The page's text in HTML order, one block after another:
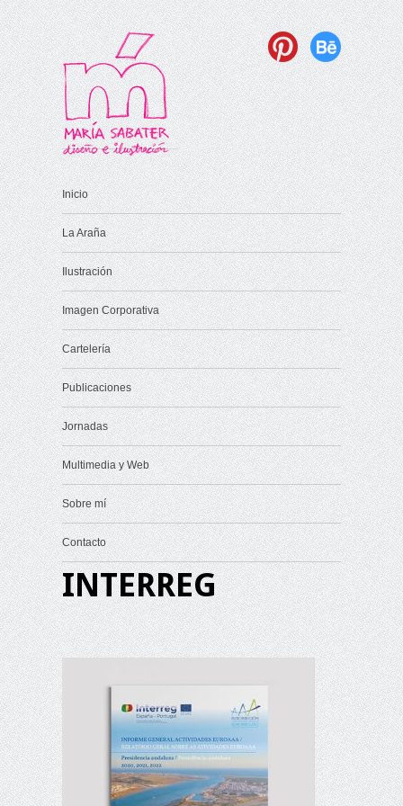
Inicio
La Araña
Ilustración
Imagen Corporativa
Cartelería
Publicaciones
Jornadas
Multimedia y Web
Sobre mí
Contacto
INTERREG